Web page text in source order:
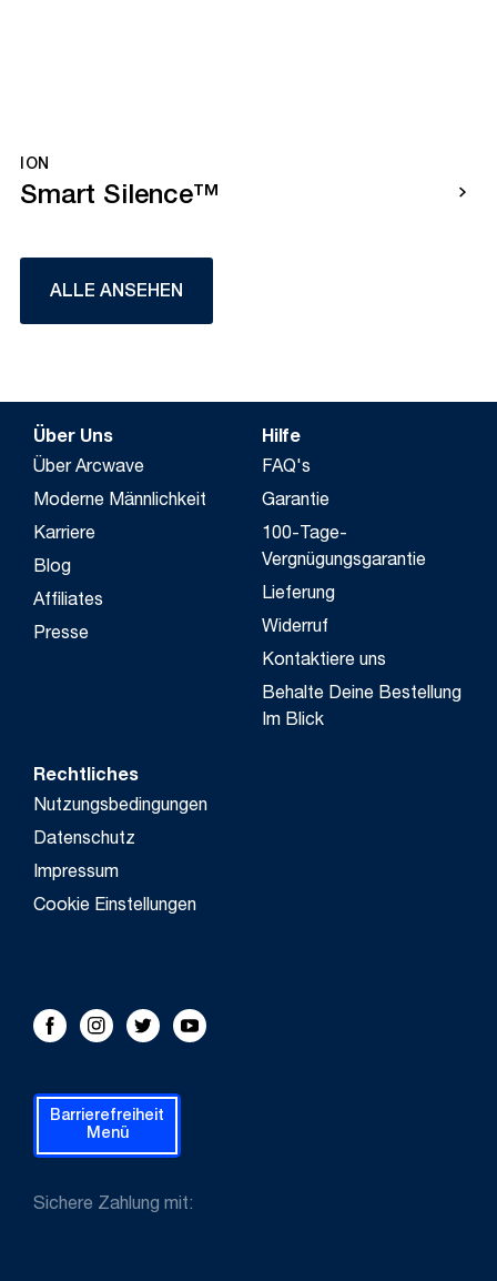
ION
Smart Silence™
ALLE ANSEHEN
Über Uns
Über Arcwave
Moderne Männlichkeit
Karriere
Blog
Affiliates
Presse
Hilfe
FAQ's
Garantie
100-Tage-
Vergnügungsgarantie
Lieferung
Widerruf
Kontaktiere uns
Behalte Deine Bestellung
Im Blick
Rechtliches
Nutzungsbedingungen
Datenschutz
Impressum
Cookie Einstellungen
FOLLOW US!
FacebookInstagram
TwitterYoutube
Sichere Zahlung mit:
Barrierefreiheit
Menü